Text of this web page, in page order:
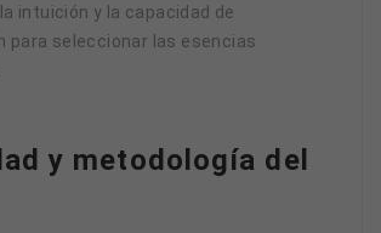
intuición y la capacidad de
para seleccionar las esencias
y metodología del